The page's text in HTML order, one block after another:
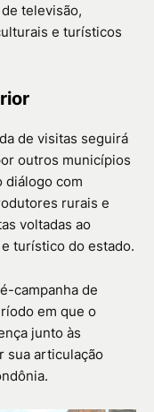
televisão,
e turísticos
de visitas seguirá
outros municípios
diálogo com
rurais e
voltadas ao
turístico do estado.
campanha de
em que o
junto às
sua articulação